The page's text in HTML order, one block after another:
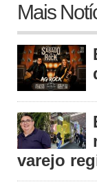
Mais
varejo